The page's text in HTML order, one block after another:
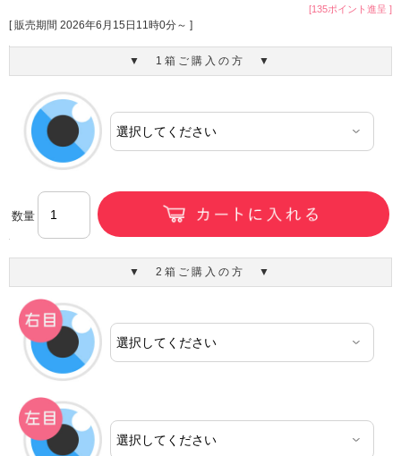
[135ポイント進呈 ]
[ 販売期間 2026年6月15日11時0分～ ]
▼ 1箱ご購入の方 ▼
数量
▼ 2箱ご購入の方 ▼